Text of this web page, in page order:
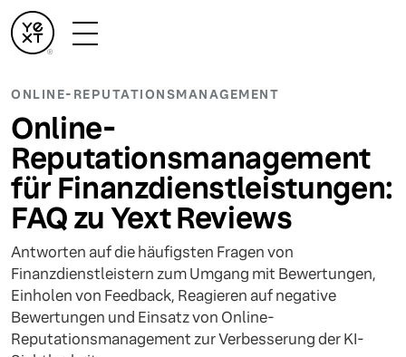
ONLINE-REPUTATIONSMANAGEMENT
Online-
Reputationsmanagement
für Finanzdienstleistungen:
FAQ zu Yext Reviews
Antworten auf die häufigsten Fragen von
Finanzdienstleistern zum Umgang mit Bewertungen,
Einholen von Feedback, Reagieren auf negative
Bewertungen und Einsatz von Online-
Reputationsmanagement zur Verbesserung der KI-